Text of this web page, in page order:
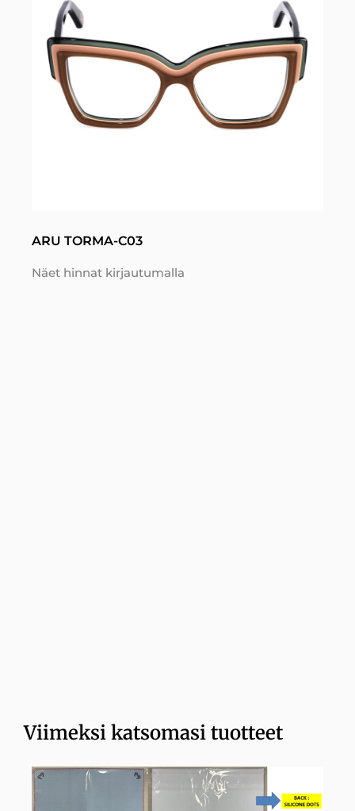
ARU TORMA-C03
Näet hinnat kirjautumalla
Viimeksi katsomasi tuotteet